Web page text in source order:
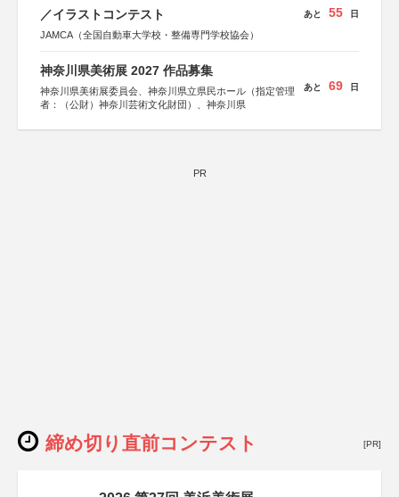
／イラストコンテスト
JAMCA（全国自動車大学校・整備専門学校協会）
あと 55 日
神奈川県美術展 2027 作品募集
神奈川県美術展委員会、神奈川県立県民ホール（指定管理
者：（公財）神奈川芸術文化財団）、神奈川県
あと 69 日
PR
締め切り直前コンテスト [PR]